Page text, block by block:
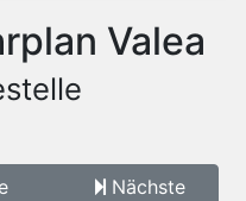
Valea
Nächste